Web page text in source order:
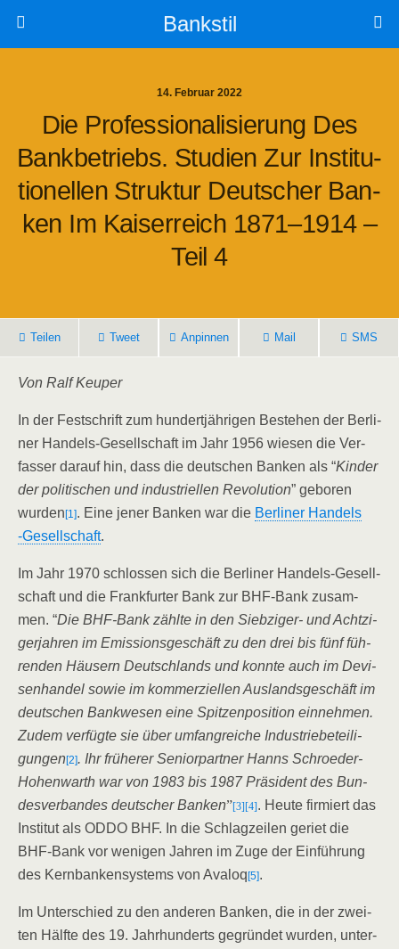
Bankstil
14. Februar 2022
Die Pro­fes­sio­na­li­sie­rung Des
Bank­be­triebs. Stu­di­en Zur Insti­tu­
Tio­nel­len Struk­tur Deut­scher Ban­
Ken Im Kai­ser­reich 1871–1914 –
Teil 4
Tei­len Tweet Anpin­nen Mail SMS
Von Ralf Keuper
In der Fest­schrift zum hun­dert­jäh­ri­gen Bestehen der Ber­li­
ner Han­dels-Gesell­schaft im Jahr 1956 wie­sen die Ver­
fas­ser dar­auf hin, dass die deut­schen Ban­ken als “Kin­der
der poli­ti­schen und indus­tri­el­len Revo­lu­ti­on” gebo­ren
wur­den [1]. Eine jener Ban­ken war die Ber­li­ner Han­dels
‑Gesell­schaft.
Im Jahr 1970 schlos­sen sich die Ber­li­ner Han­dels-Gesell­
schaft und die Frank­fur­ter Bank zur BHF-Bank zusam­
men. “Die BHF-Bank zähl­te in den Sieb­zi­ger- und Acht­zi­
ger­jah­ren im Emis­si­ons­ge­schäft zu den drei bis fünf füh­
ren­den Häu­sern Deutsch­lands und konn­te auch im Devi­
sen­han­del sowie im kom­mer­zi­el­len Aus­lands­ge­schäft im
deut­schen Bank­we­sen eine Spit­zen­po­si­ti­on ein­neh­men.
Zudem ver­füg­te sie über umfang­rei­che Indus­trie­be­tei­li­
gun­gen[2]. Ihr frü­he­rer Seni­or­part­ner Hanns Schroe­der-
Hohen­warth war von 1983 bis 1987 Prä­si­dent des Bun­
des­ver­ban­des deut­scher Ban­ken”[3][4]. Heu­te fir­miert das
Insti­tut als ODDO BHF. In die Schlag­zei­len geriet die
BHF-Bank vor weni­gen Jah­ren im Zuge der Ein­füh­rung
des Kern­ban­ken­sys­tems von Ava­loq [5].
Im Unter­schied zu den ande­ren Ban­ken, die in der zwei­
ten Hälf­te des 19. Jahr­hun­derts gegrün­det wur­den, unter­